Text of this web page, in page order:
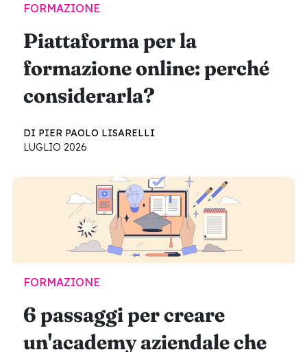
FORMAZIONE
Piattaforma per la
formazione online: perché
considerarla?
DI PIER PAOLO LISARELLI
LUGLIO 2026
FORMAZIONE
6 passaggi per creare
un'academy aziendale che